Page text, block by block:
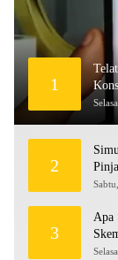
1
2
3
Apa